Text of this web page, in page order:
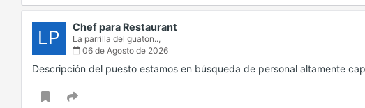
LP Chef para Restaurant
La parrilla del guaton..,
06 de Agosto de 2026
Descripción del puesto estamos en búsqueda de personal altamente